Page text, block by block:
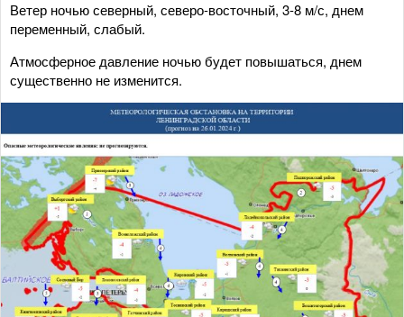
Ветер ночью северный, северо-восточный, 3-8 м/с, днем
переменный, слабый.
Атмосферное давление ночью будет повышаться, днем
существенно не изменится.